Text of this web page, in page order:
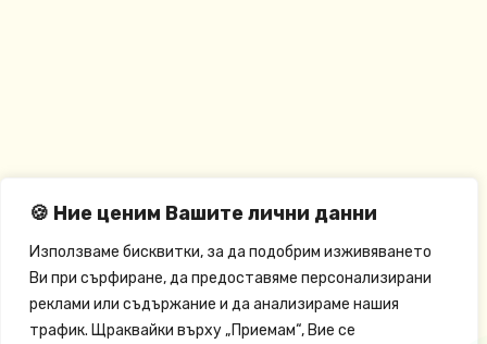
🍪 Ние ценим Вашите лични данни
Използваме бисквитки, за да подобрим изживяването
Ви при сърфиране, да предоставяме персонализирани
реклами или съдържание и да анализираме нашия
трафик. Щраквайки върху „Приемам“, Вие се